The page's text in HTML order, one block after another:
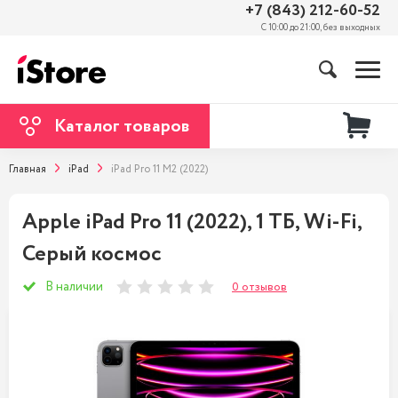
+7 (843) 212-60-52
С 10:00 до 21:00, без выходных
Каталог товаров
Главная iPad iPad Pro 11 M2 (2022)
Apple iPad Pro 11 (2022), 1 ТБ, Wi-Fi,
Серый космос
В наличии 0 отзывов